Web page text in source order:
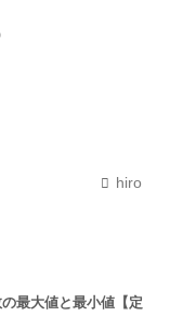
hiro
の最大値と最小値【定